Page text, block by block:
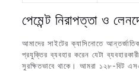
পেমেন্ট নিরাপত্তা ও
আমাদের সাইটের ক্যাসিনোতে
প্রযুক্তির ব্যবহার করেন যেটা
সুরক্ষিতভাবে থাকে। আমরা ১২৮-বিট